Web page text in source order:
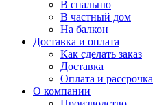
В спальню
В частный дом
На балкон
Доставка и оплата
Как сделать заказ
Доставка
Оплата и рассрочка
О компании